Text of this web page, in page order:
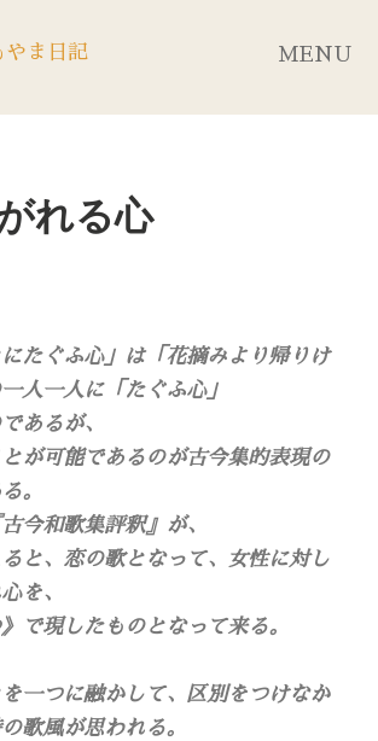
MENU
れる心
にたぐふ心」は「花摘みより帰りけ
人一人に「たぐふ心」
あるが、
が可能であるのが古今集的表現の
。
今和歌集評釈』が、
ると、恋の歌となって、女性に対し
を、
で現したものとなって来る。
一つに融かして、区別をつけなか
歌風が思われる。